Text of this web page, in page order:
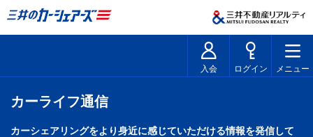
入会 ログイン メニュー
カーライフ通信
カーシェアリングをより身近に感じていただける情報を発信して